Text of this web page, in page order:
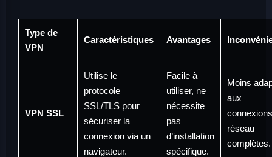
Type de
VPN
Caractéristiques Avantages
VPN SSL
Utilise le
protocole
SSL/TLS pour
sécuriser la
connexion via un
navigateur.
Facile à
utiliser, ne
nécessite
pas
d’installation
spécifique.
Moins
aux
connexions
réseau
complètes.